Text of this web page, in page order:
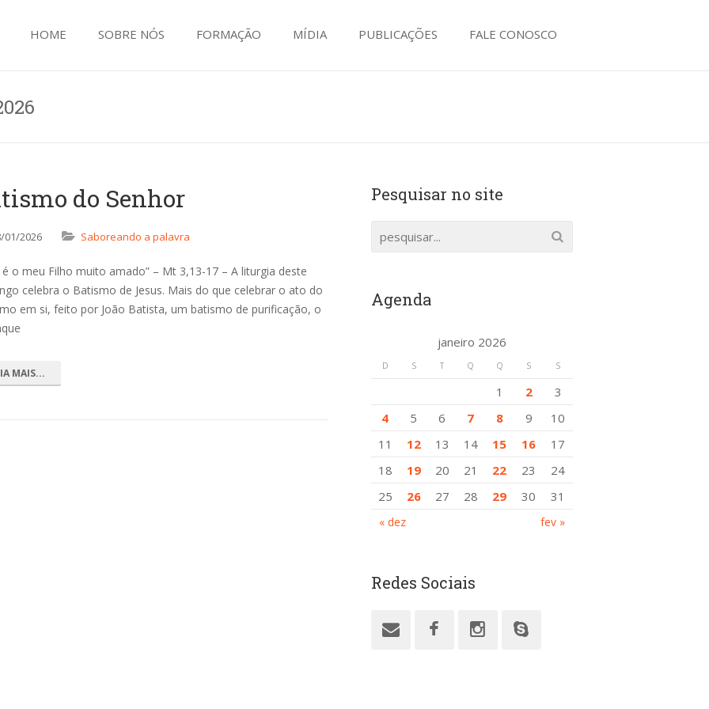
HOME SOBRE NÓS FORMAÇÃO MÍDIA PUBLICAÇÕES FALE CONOSCO
do Senhor
01/2026 Saboreando a palavra
é o meu Filho muito amado” – Mt 3,13-17 – A liturgia deste
celebra o Batismo de Jesus. Mais do que celebrar o ato do
em si, feito por João Batista, um batismo de purificação, o
MAIS...
Pesquisar no site
Agenda
janeiro 2026
D S T Q Q S S
« dez fev »
1 2
3
4
5 6 7 8 9
10
11
12 13 14 15 16
17
18
19 20 21 22 23
24
25
26 27 28 29 30 31
Redes Sociais